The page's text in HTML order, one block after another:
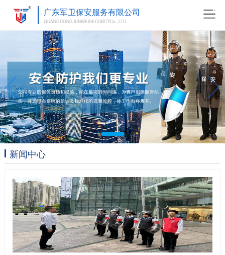
广东军卫保安服务有限公司
GUANGDONGJUNWEISECURITYCo., LTD.
新闻中心